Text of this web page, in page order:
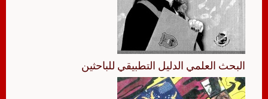
البحث العلمي الدليل التطبيقي للباحثين